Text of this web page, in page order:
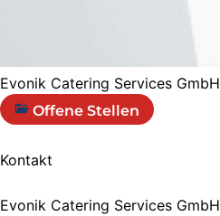
Evonik Catering Services GmbH
Offene Stellen
Kontakt
Evonik Catering Services GmbH